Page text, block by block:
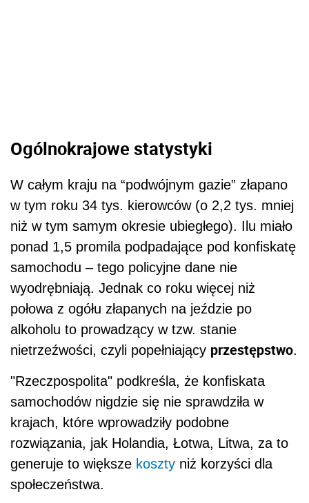
Ogólnokrajowe statystyki
W całym kraju na “podwójnym gazie” złapano
w tym roku 34 tys. kierowców (o 2,2 tys. mniej
niż w tym samym okresie ubiegłego). Ilu miało
ponad 1,5 promila podpadające pod konfiskatę
samochodu – tego policyjne dane nie
wyodrębniają. Jednak co roku więcej niż
połowa z ogółu złapanych na jeździe po
alkoholu to prowadzący w tzw. stanie
nietrzeźwości, czyli popełniający przestępstwo.
"Rzeczpospolita" podkreśla, że konfiskata
samochodów nigdzie się nie sprawdziła w
krajach, które wprowadziły podobne
rozwiązania, jak Holandia, Łotwa, Litwa, za to
generuje to większe koszty niż korzyści dla
społeczeństwa.